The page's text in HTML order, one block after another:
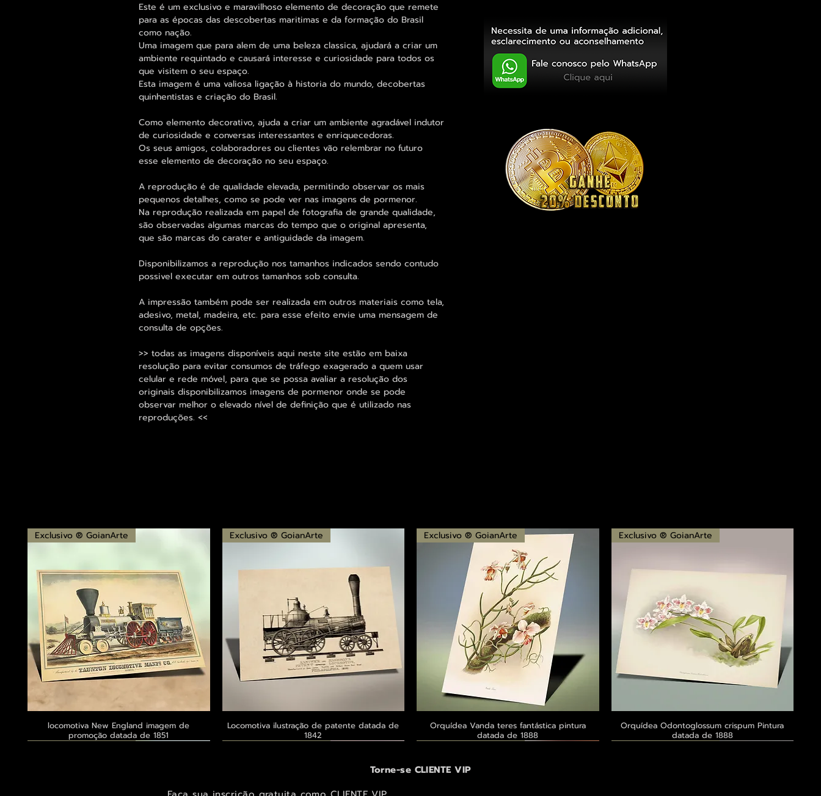
Este é um exclusivo e maravilhoso elemento de decoração que remete
para as épocas das descobertas maritimas e da formação do Brasil
como nação.
Uma imagem que para alem de uma beleza classica, ajudará a criar um
ambiente requintado e causará interesse e curiosidade para todos os
que visitem o seu espaço.
Esta imagem é uma valiosa ligação à historia do mundo, decobertas
quinhentistas e criação do Brasil.
Como elemento decorativo, ajuda a criar um ambiente agradável indutor
de curiosidade e conversas interessantes e enriquecedoras.
Os seus amigos, colaboradores ou clientes vão relembrar no futuro
esse elemento de decoração no seu espaço.
A reprodução é de qualidade elevada, permitindo observar os mais
pequenos detalhes, como se pode ver nas imagens de pormenor.
Na reprodução realizada em papel de fotografia de grande qualidade,
são observadas algumas marcas do tempo que o original apresenta,
que são marcas do carater e antiguidade da imagem.
Disponibilizamos a reprodução nos tamanhos indicados sendo contudo
possivel executar em outros tamanhos sob consulta.
A impressão também pode ser realizada em outros materiais como tela,
adesivo, metal, madeira, etc. para esse efeito envie uma mensagem de
consulta de opções.
>> todas as imagens disponíveis aqui neste site estão em baixa
resolução para evitar consumos de tráfego exagerado a quem usar
celular e rede móvel, para que se possa avaliar a resolução dos
originais disponibilizamos imagens de pormenor onde se pode
observar melhor o elevado nível de definição que é utilizado nas
reproduções. <<
Visualização rápida
Exclusivo ® GoianArte
locomotiva New England imagem de
promoção datada de 1851
Visualização rápida
Exclusivo ® GoianArte
Locomotiva ilustração de patente datada de
1842
Visualização rápida
Exclusivo ® GoianArte
Orquídea Vanda teres fantástica pintura
datada de 1888
Visualização rápida
Exclusivo ® GoianArte
Orquídea Odontoglossum crispum Pintura
datada de 1888
Torne-se CLIENTE VIP